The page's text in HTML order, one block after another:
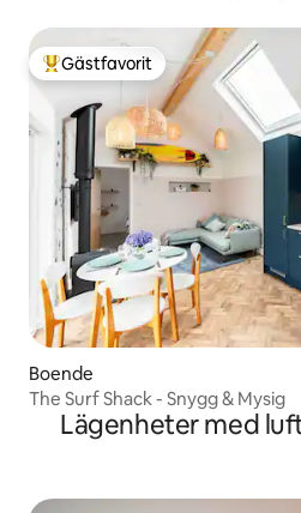
Populär gästfavorit
Gästfavorit
Boende
The Surf Shack - Snygg & Mysig
Lägenheter med